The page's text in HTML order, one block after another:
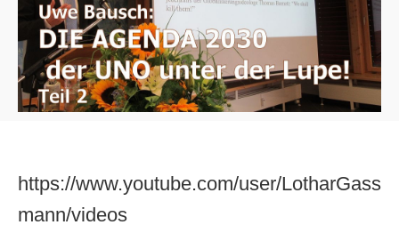
https://www.youtube.com/user/LotharGass
mann/videos